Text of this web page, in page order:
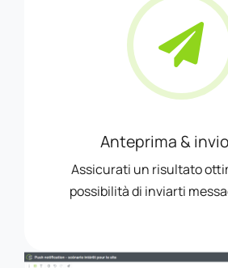
Anteprima &
Assicurati un risultato
possibilità di inviarti